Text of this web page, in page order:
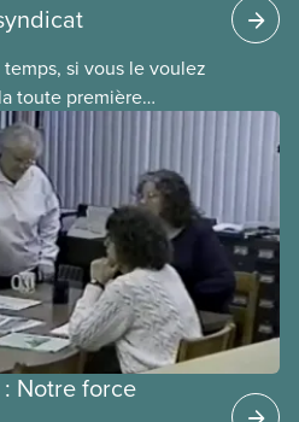
si vous le voulez
toute première
Celle-ci a fait son
officielles, en
le congrès de
1963.
Notre force